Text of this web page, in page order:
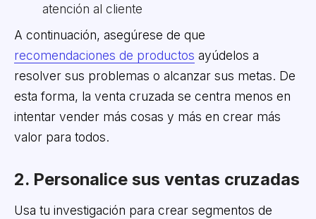
atención al cliente
A continuación, asegúrese de que
recomendaciones de productos ayúdelos a
resolver sus problemas o alcanzar sus metas. De
esta forma, la venta cruzada se centra menos en
intentar vender más cosas y más en crear más
valor para todos.
2. Personalice sus ventas cruzadas
Usa tu investigación para crear segmentos de